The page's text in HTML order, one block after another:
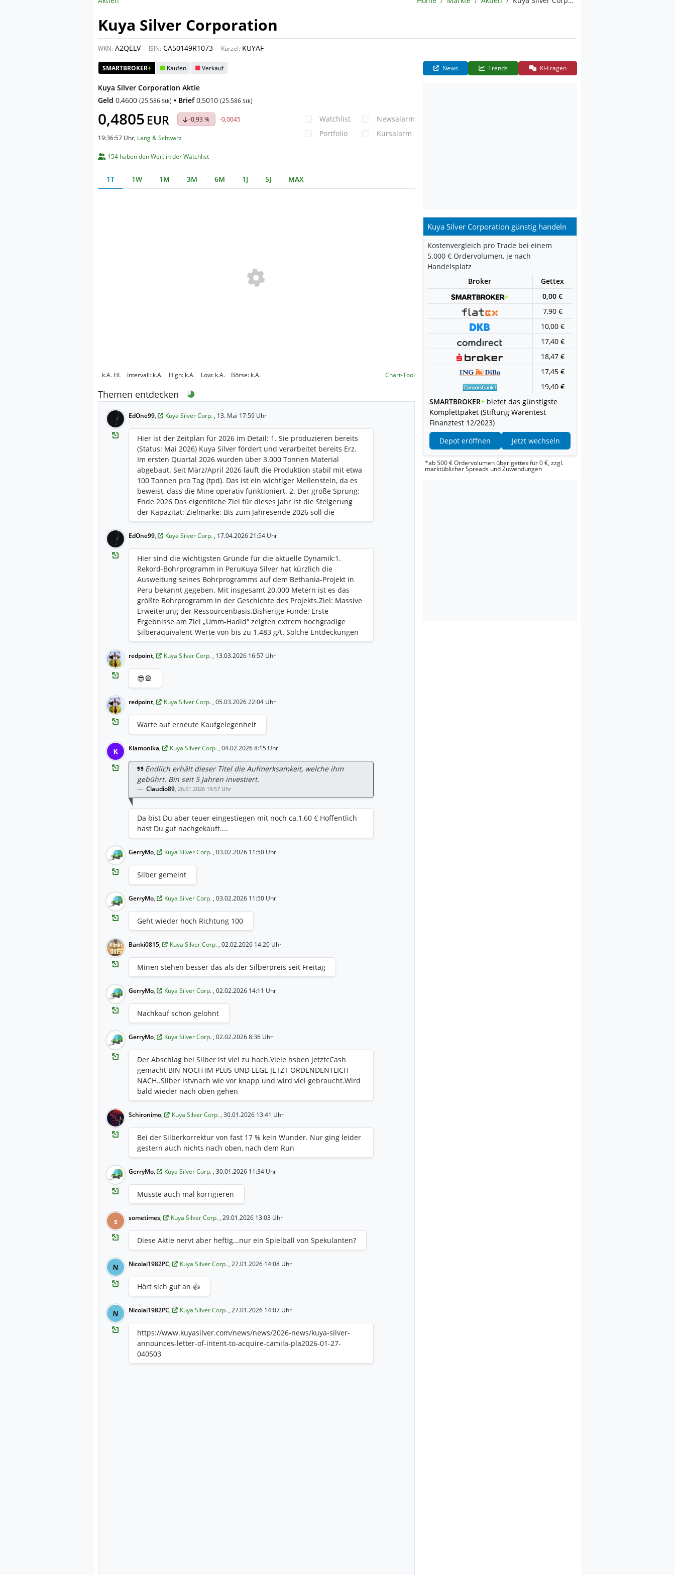
Kuya Silver Corporation
WKN: A2QELV ISIN: CA50149R1073 Kürzel: KUYAF
SMARTBROKER+ Kaufen Verkauf
Kuya Silver Corporation Aktie
Geld 0,4600 (25.586 Stk) • Brief 0,5010 (25.586 Stk)
0,4805 EUR -0,93 % -0,0045
19:36:57 Uhr, Lang & Schwarz
Watchlist
Portfolio
Newsalarm
Kursalarm
154 haben den Wert in der Watchlist
1T 1W 1M 3M 6M 1J 5J MAX
k.A. HL Intervall: k.A. High: k.A. Low: k.A. Börse: k.A. Chart-Tool
Themen entdecken
EdOne99, Kuya Silver Corp. , 13. Mai 17:59 Uhr
Hier ist der Zeitplan für 2026 im Detail: 1. Sie produzieren bereits
(Status: Mai 2026) Kuya Silver fördert und verarbeitet bereits Erz.
Im ersten Quartal 2026 wurden über 3.000 Tonnen Material
abgebaut. Seit März/April 2026 läuft die Produktion stabil mit etwa
100 Tonnen pro Tag (tpd). Das ist ein wichtiger Meilenstein, da es
beweist, dass die Mine operativ funktioniert. 2. Der große Sprung:
Ende 2026 Das eigentliche Ziel für dieses Jahr ist die Steigerung
der Kapazität: Zielmarke: Bis zum Jahresende 2026 soll die
Produktion auf 350 Tonnen pro Tag verdreifacht werden. Der
"Rampe"-Faktor: Aktuell wird eine neue, größere Hauptrampe (4,5
die tieferen Förderebenen erreicht, kann deutlich mehr Erz nach
oben transportiert werden. 3. Die Verarbeitungsanlage (Camila
Plant) Bisher nutzt Kuya eine externe Anlage (Toll Milling). Der
Clou für 2026 ist die Übernahme dieser Anlage. Damit wird Kuya
vom Kunden zum Besitzer, was die Kosten pro Unze massiv senkt
und die Gewinnmarge (bei den aktuell hohen Silberpreisen von
über 70-80 USD) extrem nach oben treibt. Zusammenfassend: Die
Mine läuft schon, aber sie "atmet" noch flach. Der Übergang zur
vollen kommerziellen Kapazität von 350 tpd ist für das vierte
kommenden Quartalszahlen (insbesondere im Herbst/Winter)
werden zeigen, ob sie dieses Versprechen halten können.
EdOne99, Kuya Silver Corp. , 17.04.2026 21:54 Uhr
Hier sind die wichtigsten Gründe für die aktuelle Dynamik: ​1.
Rekord-Bohrprogramm in Peru ​Kuya Silver hat kürzlich die
Ausweitung seines Bohrprogramms auf dem Bethania-Projekt in
Peru bekannt gegeben. Mit insgesamt 20.000 Metern ist es das
größte Bohrprogramm in der Geschichte des Projekts. ​Ziel: Massive
Erweiterung der Ressourcenbasis. ​Bisherige Funde: Erste
Ergebnisse am Ziel „Umm-Hadid“ zeigten extrem hochgradige
Silberäquivalent-Werte von bis zu 1.483 g/t. Solche Entdeckungen
wirken oft als starker Kurstreiber. ​2. Vertikale Integration (Eigene
Verarbeitungsanlage) ​Das Unternehmen treibt den Erwerb der
Anlagen zu produzieren, will Kuya durch den Kauf die volle
Kontrolle über die Produktion gewinnen. ​Geplant ist eine
soll die operativen Kosten senken und die Unabhängigkeit
stärken. ​3. Allgemeiner Silber-Trend ​Silber wird aktuell an den
Märkten wieder stärker gesucht. Als kleinerer Player mit hohem
Hebel auf den Silberpreis („Small Cap“) reagiert Kuya Silver oft
überproportional positiv, wenn der Silberpreis steigt oder sich die
redpoint, Kuya Silver Corp. , 13.03.2026 16:57 Uhr
😎🎡
redpoint, Kuya Silver Corp. , 05.03.2026 22:04 Uhr
Warte auf erneute Kaufgelegenheit
K Klamonika, Kuya Silver Corp. , 04.02.2026 8:15 Uhr
Endlich erhält dieser Titel die Aufmerksamkeit, welche ihm
gebührt. Bin seit 5 Jahren investiert.
Claudio89, 26.01.2026 19:57 Uhr
Da bist Du aber teuer eingestiegen mit noch ca.1,60 € Hoffentlich
hast Du gut nachgekauft....
GerryMo, Kuya Silver Corp. , 03.02.2026 11:50 Uhr
Silber gemeint
GerryMo, Kuya Silver Corp. , 03.02.2026 11:50 Uhr
Geht wieder hoch Richtung 100
Bänki0815, Kuya Silver Corp. , 02.02.2026 14:20 Uhr
Minen stehen besser das als der Silberpreis seit Freitag
GerryMo, Kuya Silver Corp. , 02.02.2026 14:11 Uhr
Nachkauf schon gelohnt
GerryMo, Kuya Silver Corp. , 02.02.2026 8:36 Uhr
Der Abschlag bei Silber ist viel zu hoch.Viele hsben jetztcCash
gemacht BIN NOCH IM PLUS UND LEGE JETZT ORDENDENTLICH
NACH..Silber istvnach wie vor knapp und wird viel gebraucht.Wird
bald wieder nach oben gehen
Schironimo, Kuya Silver Corp. , 30.01.2026 13:41 Uhr
Bei der Silberkorrektur von fast 17 % kein Wunder. Nur ging leider
gestern auch nichts nach oben, nach dem Run
GerryMo, Kuya Silver Corp. , 30.01.2026 11:34 Uhr
Musste auch mal korrigieren
s sometimes, Kuya Silver Corp. , 29.01.2026 13:03 Uhr
Diese Aktie nervt aber heftig...nur ein Spielball von Spekulanten?
N Nicolai1982PC, Kuya Silver Corp. , 27.01.2026 14:08 Uhr
Hört sich gut an 👍
N Nicolai1982PC, Kuya Silver Corp. , 27.01.2026 14:07 Uhr
https://www.kuyasilver.com/news/news/2026-news/kuya-silver-
announces-letter-of-intent-to-acquire-camila-pla2026-01-27-
040503
News Trends KI-Fragen
Kuya Silver Corporation günstig handeln
Kostenvergleich pro Trade bei einem
5.000 € Ordervolumen, je nach
Handelsplatz
Broker
Gettex
0,00 €
7,90 €
10,00 €
17,40 €
18,47 €
17,45 €
19,40 €
SMARTBROKER+bietet das günstigste
Komplettpaket (Stiftung Warentest
Finanztest 12/2023)
Depot eröffnen
Jetzt wechseln
*ab 500 € Ordervolumen über gettex für 0 €, zzgl.
marktüblicher Spreads und Zuwendungen